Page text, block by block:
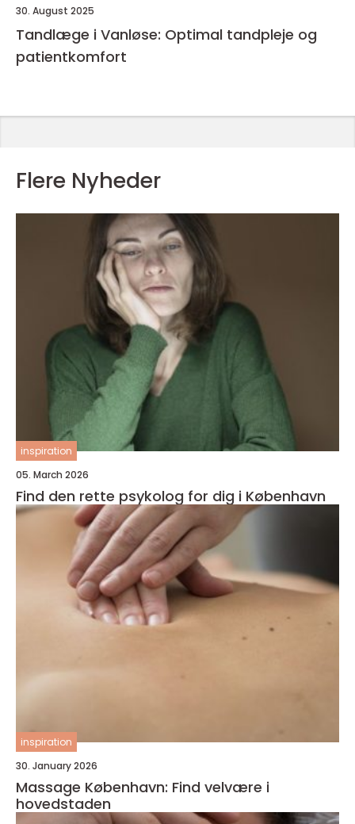
30. August 2025
Tandlæge i Vanløse: Optimal tandpleje og
patientkomfort
Flere Nyheder
inspiration
05. March 2026
Find den rette psykolog for dig i København
inspiration
30. January 2026
Massage København: Find velvære i
hovedstaden